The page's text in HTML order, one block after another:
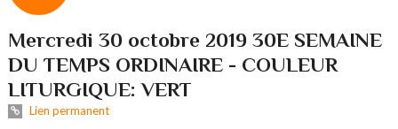
Mercredi 30 octobre 2019 30E SEMAINE
DU TEMPS ORDINAIRE - COULEUR
LITURGIQUE: VERT
Lien permanent